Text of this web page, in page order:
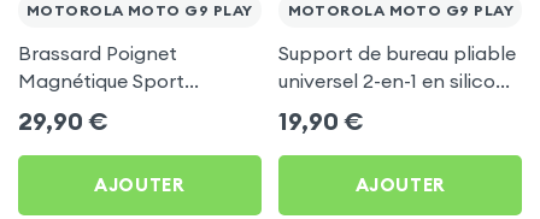
MOTOROLA MOTO G9 PLAY
Brassard Poignet
Magnétique Sport
Universel pour Motorola
Moto G9 Play
29,90 €
AJOUTER
MOTOROLA MOTO G9 PLAY
Support de bureau pliable
universel 2-en-1 en silicone
pour smartphone et
tablette - Orange
19,90 €
AJOUTER